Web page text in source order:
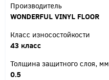
Производитель
WONDERFUL VINYL FLOOR
Класс износостойкости
43 класс
Толщина защитного слоя, мм
0.5